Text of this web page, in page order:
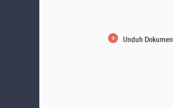
Unduh Dokumen